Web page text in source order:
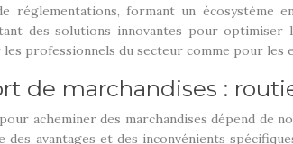
réglementations, formant un écosystème
des solutions innovantes pour
professionnels du secteur comme pour les
de marchandises :
pour acheminer des marchandises dépend de
des avantages et des inconvénients